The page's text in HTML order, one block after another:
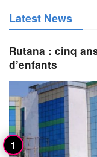
Latest News
Rutana : cinq
d’enfants